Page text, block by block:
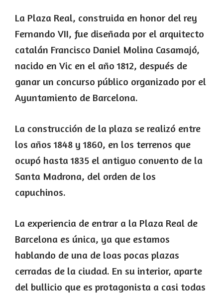
La Plaza Real, construida en honor del rey
Fernando VII, fue diseñada por el arquitecto
catalán Francisco Daniel Molina Casamajó,
nacido en Vic en el año 1812, después de
ganar un concurso público organizado por el
Ayuntamiento de Barcelona.
La construcción de la plaza se realizó entre
los años 1848 y 1860, en los terrenos que
ocupó hasta 1835 el antiguo convento de la
Santa Madrona, del orden de los
capuchinos.
La experiencia de entrar a la Plaza Real de
Barcelona es única, ya que estamos
hablando de una de loas pocas plazas
cerradas de la ciudad. En su interior, aparte
del bullicio que es protagonista a casi todas